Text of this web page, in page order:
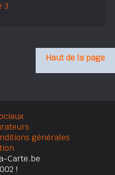
3
Haut de la page
générales
Carte.be
!